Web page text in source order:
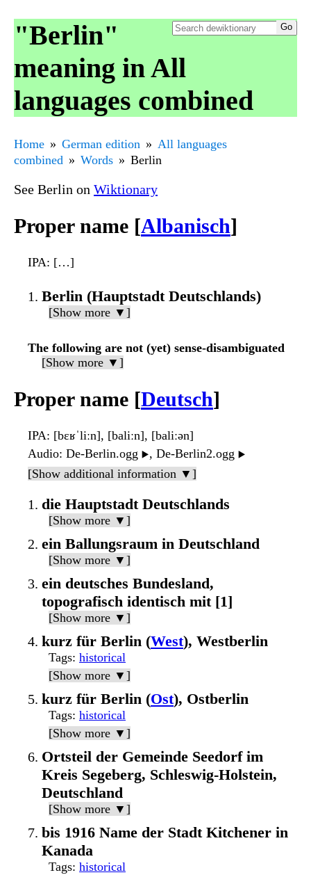
"Berlin"
meaning in All
languages combined
Home German edition
All languages
combined
Words Berlin
See Berlin on Wiktionary
Proper name [Albanisch]
IPA: […]
Berlin (Hauptstadt Deutschlands)
[Show more ▼]
The following are not (yet) sense-disambiguated
[Show more ▼]
Proper name [Deutsch]
IPA: [bɛʁˈliːn], [baliːn], [baliːən]
Audio: De-Berlin.ogg ▶️, De-Berlin2.ogg ▶️
[Show additional information ▼]
die Hauptstadt Deutschlands
[Show more ▼]
ein Ballungsraum in Deutschland
[Show more ▼]
ein deutsches Bundesland,
topografisch identisch mit [1]
[Show more ▼]
kurz für Berlin (West), Westberlin
Tags: historical
[Show more ▼]
kurz für Berlin (Ost), Ostberlin
Tags: historical
[Show more ▼]
Ortsteil der Gemeinde Seedorf im
Kreis Segeberg, Schleswig-Holstein,
Deutschland
[Show more ▼]
bis 1916 Name der Stadt Kitchener in
Kanada
Tags: historical